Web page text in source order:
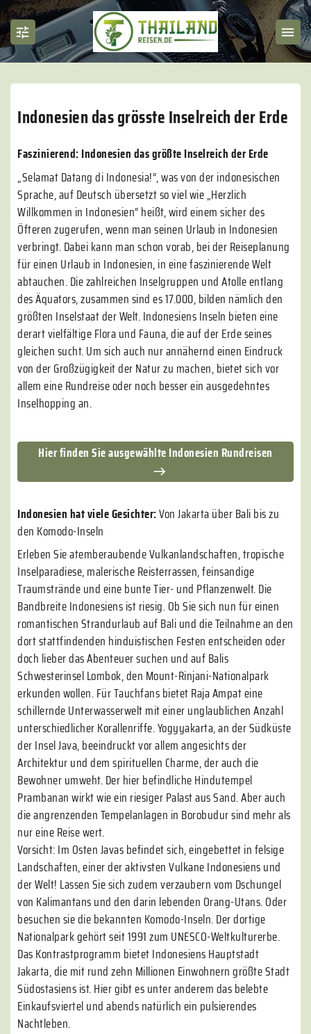
Indonesien das grösste Inselreich der Erde
Faszinierend: Indonesien das größte Inselreich der Erde
„Selamat Datang di Indonesia!“, was von der indonesischen
Sprache, auf Deutsch übersetzt so viel wie „Herzlich
Willkommen in Indonesien“ heißt, wird einem sicher des
Öfteren zugerufen, wenn man seinen Urlaub in Indonesien
verbringt. Dabei kann man schon vorab, bei der Reiseplanung
für einen Urlaub in Indonesien, in eine faszinierende Welt
abtauchen. Die zahlreichen Inselgruppen und Atolle entlang
des Äquators, zusammen sind es 17.000, bilden nämlich den
größten Inselstaat der Welt. Indonesiens Inseln bieten eine
derart vielfältige Flora und Fauna, die auf der Erde seines
gleichen sucht. Um sich auch nur annähernd einen Eindruck
von der Großzügigkeit der Natur zu machen, bietet sich vor
allem eine Rundreise oder noch besser ein ausgedehntes
Inselhopping an.
Hier finden Sie ausgewählte Indonesien Rundreisen
Indonesien hat viele Gesichter:Von Jakarta über Bali bis zu
den Komodo-Inseln
Erleben Sie atemberaubende Vulkanlandschaften, tropische
Inselparadiese, malerische Reisterrassen, feinsandige
Traumstrände und eine bunte Tier- und Pflanzenwelt. Die
Bandbreite Indonesiens ist riesig. Ob Sie sich nun für einen
romantischen Strandurlaub auf Bali und die Teilnahme an den
dort stattfindenden hinduistischen Festen entscheiden oder
doch lieber das Abenteuer suchen und auf Balis
Schwesterinsel Lombok, den Mount-Rinjani-Nationalpark
erkunden wollen. Für Tauchfans bietet Raja Ampat eine
schillernde Unterwasserwelt mit einer unglaublichen Anzahl
unterschiedlicher Korallenriffe. Yogyyakarta, an der Südküste
der Insel Java, beeindruckt vor allem angesichts der
Architektur und dem spirituellen Charme, der auch die
Bewohner umweht. Der hier befindliche Hindutempel
Prambanan wirkt wie ein riesiger Palast aus Sand. Aber auch
die angrenzenden Tempelanlagen in Borobudur sind mehr als
nur eine Reise wert.
Vorsicht: Im Osten Javas befindet sich, eingebettet in felsige
Landschaften, einer der aktivsten Vulkane Indonesiens und
der Welt! Lassen Sie sich zudem verzaubern vom Dschungel
von Kalimantans und den darin lebenden Orang-Utans. Oder
besuchen sie die bekannten Komodo-Inseln. Der dortige
Nationalpark gehört seit 1991 zum UNESCO-Weltkulturerbe.
Das Kontrastprogramm bietet Indonesiens Hauptstadt
Jakarta, die mit rund zehn Millionen Einwohnern größte Stadt
Südostasiens ist. Hier gibt es unter anderem das belebte
Einkaufsviertel und abends natürlich ein pulsierendes
Nachtleben.